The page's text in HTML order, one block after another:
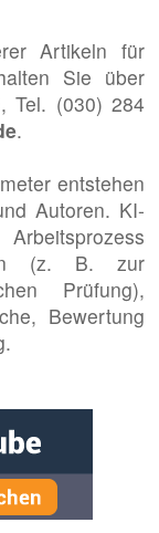
Artikeln für
Sie über
Tel. (030) 284
.
entstehen
Autoren. KI-
(z. B. zur
Prüfung),
Bewertung